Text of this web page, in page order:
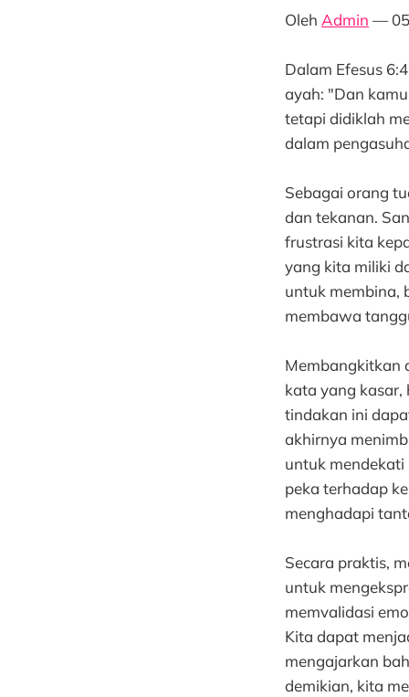
Oleh Admin —
Dalam Efesus
ayah: "Dan
tetapi didiklah
dalam
Sebagai orang
dan tekanan.
frustrasi kita
yang kita miliki
untuk membina,
membawa
Membangkitkan
kata yang kasar,
tindakan ini
akhirnya
untuk mendekati
peka terhadap
menghadapi
Secara praktis,
untuk
memvalidasi
Kita dapat
mengajarkan
demikian, kita